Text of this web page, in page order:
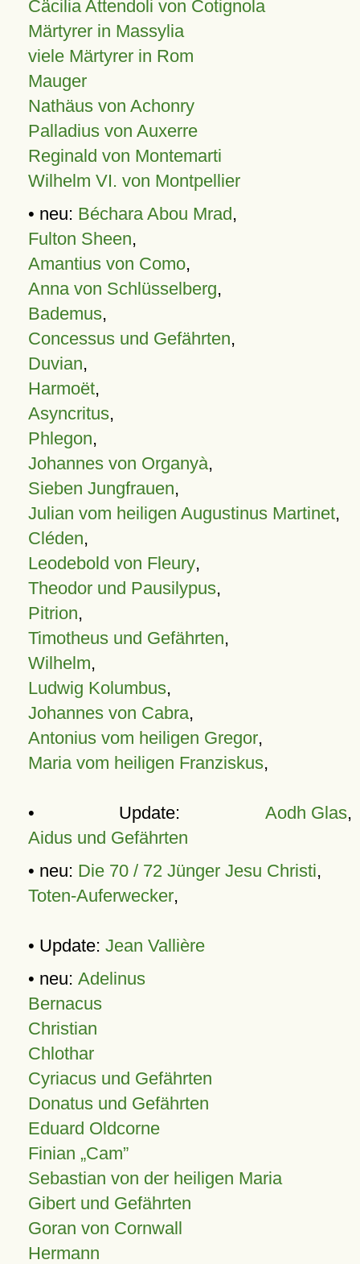
Cäcilia Attendoli von Cotignola
Märtyrer in Massylia
viele Märtyrer in Rom
Mauger
Nathäus von Achonry
Palladius von Auxerre
Reginald von Montemarti
Wilhelm VI. von Montpellier
• neu: Béchara Abou Mrad,
Fulton Sheen,
Amantius von Como,
Anna von Schlüsselberg,
Bademus,
Concessus und Gefährten,
Duvian,
Harmoët,
Asyncritus,
Phlegon,
Johannes von Organyà,
Sieben Jungfrauen,
Julian vom heiligen Augustinus Martinet,
Cléden,
Leodebold von Fleury,
Theodor und Pausilypus,
Pitrion,
Timotheus und Gefährten,
Wilhelm,
Ludwig Kolumbus,
Johannes von Cabra,
Antonius vom heiligen Gregor,
Maria vom heiligen Franziskus,
• Update: Aodh Glas,
Aidus und Gefährten
• neu: Die 70 / 72 Jünger Jesu Christi,
Toten-Auferwecker,
• Update: Jean Vallière
• neu: Adelinus
Bernacus
Christian
Chlothar
Cyriacus und Gefährten
Donatus und Gefährten
Eduard Oldcorne
Finian Cam
Sebastian von der heiligen Maria
Gibert und Gefährten
Goran von Cornwall
Hermann